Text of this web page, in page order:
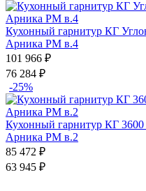
Кухонный гарнитур КГ
Арника РМ в.4
101 966 ₽
76 284 ₽
-25%
Кухонный гарнитур КГ
Арника РМ в.2
85 472 ₽
63 945 ₽